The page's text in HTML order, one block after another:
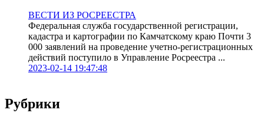
ВЕСТИ ИЗ РОСРЕЕСТРА
Федеральная служба государственной регистрации,
кадастра и картографии по Камчатскому краю Почти 3
000 заявлений на проведение учетно-регистрационных
действий поступило в Управление Росреестра ...
2023-02-14 19:47:48
Рубрики